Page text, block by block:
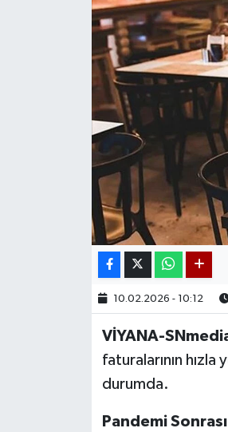
10.02.2026 - 10:12
VİYANA-
faturalarının
durumda.
Pandemi